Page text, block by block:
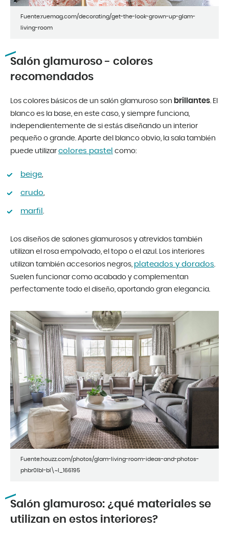
Fuente:ruemag.com/decorating/get-the-look-grown-up-glam-
living-room
Salón glamuroso - colores
recomendados
Los colores básicos de un salón glamuroso son brillantes. El
blanco es la base, en este caso, y siempre funciona,
independientemente de si estás diseñando un interior
pequeño o grande. Aparte del blanco obvio, la sala también
puede utilizarcolores pastel como:
beige,
crudo,
marfil .
Los diseños de salones glamurosos y atrevidos también
utilizan el rosa empolvado, el topo o el azul. Los interiores
utilizan también accesorios negros, plateados y dorados.
Suelen funcionar como acabado y complementan
perfectamente todo el diseño, aportando gran elegancia.
Fuente:houzz.com/photos/glam-living-room-ideas-and-photos-
phbr0lbl-bl\~l_166195
Salón glamuroso: ¿qué materiales se
utilizan en estos interiores?